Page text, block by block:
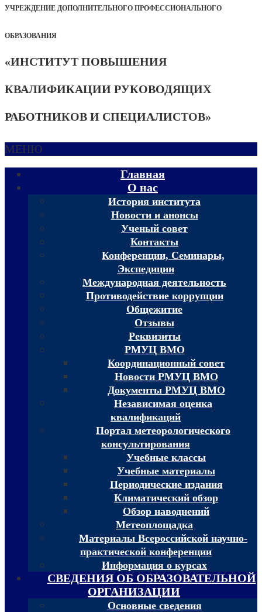
УЧРЕЖДЕНИЕ ДОПОЛНИТЕЛЬНОГО ПРОФЕССИОНАЛЬНОГО
ОБРАЗОВАНИЯ
«ИНСТИТУТ ПОВЫШЕНИЯ
КВАЛИФИКАЦИИ РУКОВОДЯЩИХ
РАБОТНИКОВ И СПЕЦИАЛИСТОВ»
МЕНЮ
Главная
О нас
История института
Новости и анонсы
Ученый совет
Контакты
Конференции, Семинары,
Экспедиции
Международная деятельность
Противодействие коррупции
Общежитие
Отзывы
Реквизиты
РМУЦ ВМО
Координационный совет
Новости РМУЦ ВМО
Документы РМУЦ ВМО
Независимая оценка
квалификаций
Портал метеорологического
консультирования
Учебные классы
Учебные материалы
Периодические издания
Климатический обзор
Обзор наводнений
Метеоплощадка
Материалы Всероссийской научно-
практической конференции
Информация о курсах
СВЕДЕНИЯ ОБ ОБРАЗОВАТЕЛЬНОЙ
ОРГАНИЗАЦИИ
Основные сведения